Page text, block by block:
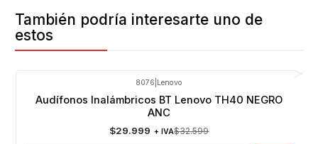
También podría interesarte uno de
estos
8076 Lenovo
Audífonos Inalámbricos BT Lenovo TH40 NEGRO
ANC
$29.999 + IVA$32.599